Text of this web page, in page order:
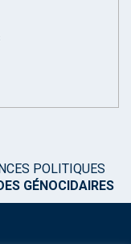
POLITIQUES
GÉNOCIDAIRES